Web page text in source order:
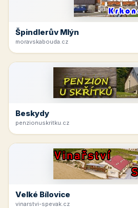
Špindlerův Mlýn
moravskabouda.cz
Beskydy
penzionuskritku.cz
Velké Bílovice
vinarstvi-spevak.cz